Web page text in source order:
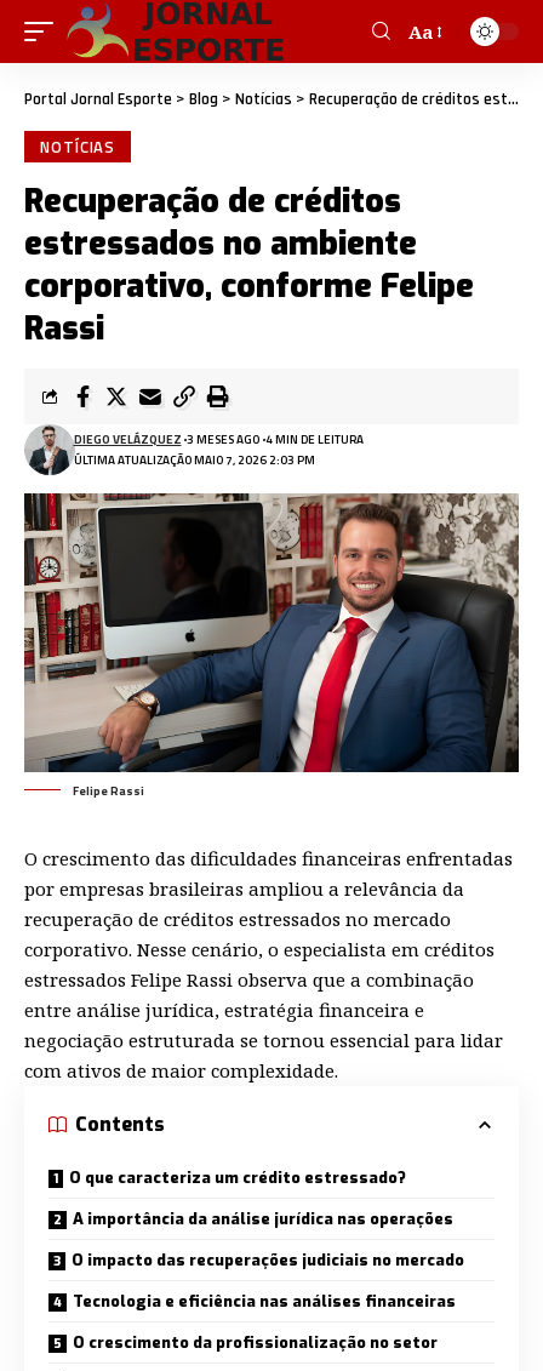
Aa
Portal Jornal Esporte > Blog > Notícias > Recuperação de créditos estressados no ambiente corporativo, conforme Felipe Rassi
NOTÍCIAS
Recuperação de créditos
estressados no ambiente
corporativo, conforme Felipe
Rassi
ÚLTIMA ATUALIZAÇÃO MAIO 7, 2026 2:03 PM
DIEGO VELÁZQUEZ 3 MESES AGO 4 MIN DE LEITURA
Felipe Rassi
O crescimento das dificuldades financeiras enfrentadas
por empresas brasileiras ampliou a relevância da
recuperação de créditos estressados no mercado
corporativo. Nesse cenário, o especialista em créditos
estressados Felipe Rassi observa que a combinação
entre análise jurídica, estratégia financeira e
negociação estruturada se tornou essencial para lidar
com ativos de maior complexidade.
Contents
O que caracteriza um crédito estressado?
A importância da análise jurídica nas operações
O impacto das recuperações judiciais no mercado
Tecnologia e eficiência nas análises financeiras
O crescimento da profissionalização no setor